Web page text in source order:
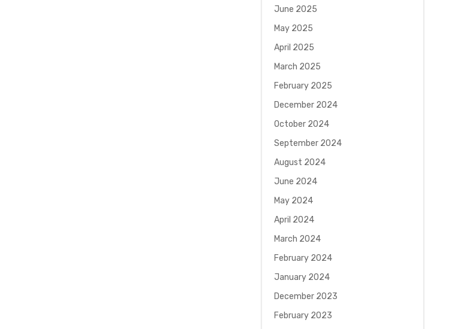
June 2025
May 2025
April 2025
March 2025
February 2025
December 2024
October 2024
September 2024
August 2024
June 2024
May 2024
April 2024
March 2024
February 2024
January 2024
December 2023
February 2023